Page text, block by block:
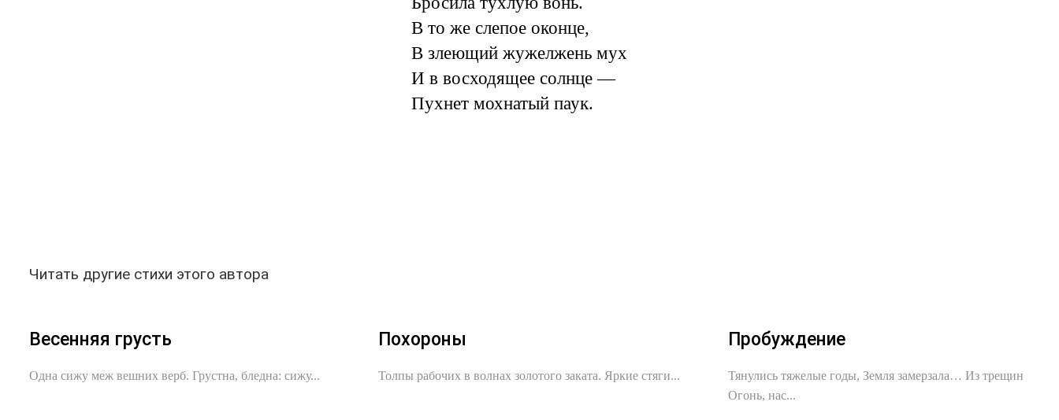
В то же слепое оконце,
В злеющий жужелжень мух
И в восходящее солнце —
Пухнет мохнатый паук.
Читать другие стихи этого автора
Весенняя грусть
Одна сижу меж вешних верб. Грустна, бледна: сижу...
Похороны
Толпы рабочих в волнах золотого заката. Яркие стяги...
Пробуждение
Тянулись тяжелые годы, Земля замерзала… Из трещин
Огонь, нас...